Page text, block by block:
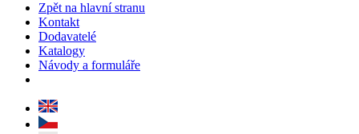
Zpět na hlavní stranu
Kontakt
Dodavatelé
Katalogy
Návody a formuláře